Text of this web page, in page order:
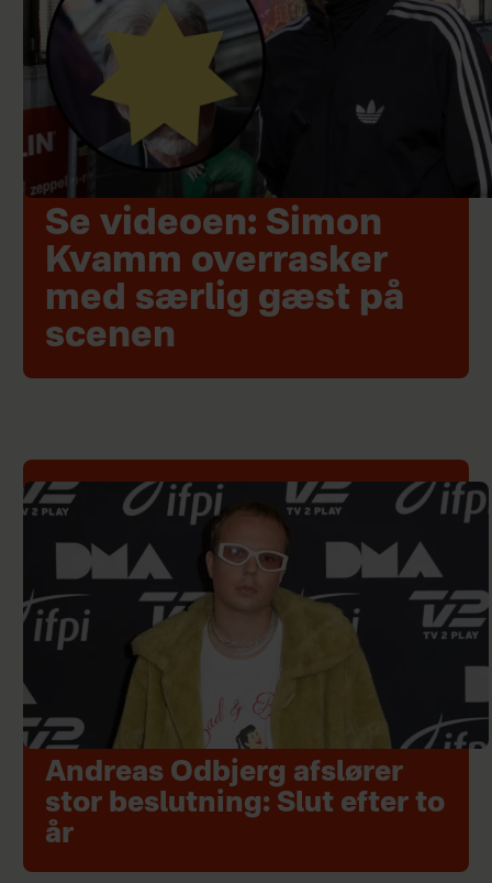
Se videoen: Simon
Kvamm overrasker
med særlig gæst på
scenen
Andreas Odbjerg afslører
stor beslutning: Slut efter to
år